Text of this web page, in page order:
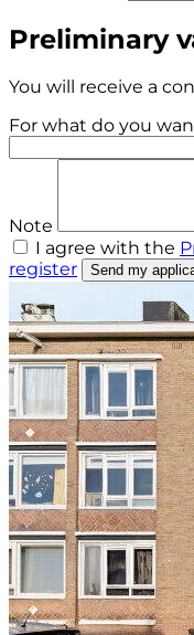
Preliminary
You will receive a
For what do you
Note
I agree with the
register
Send my